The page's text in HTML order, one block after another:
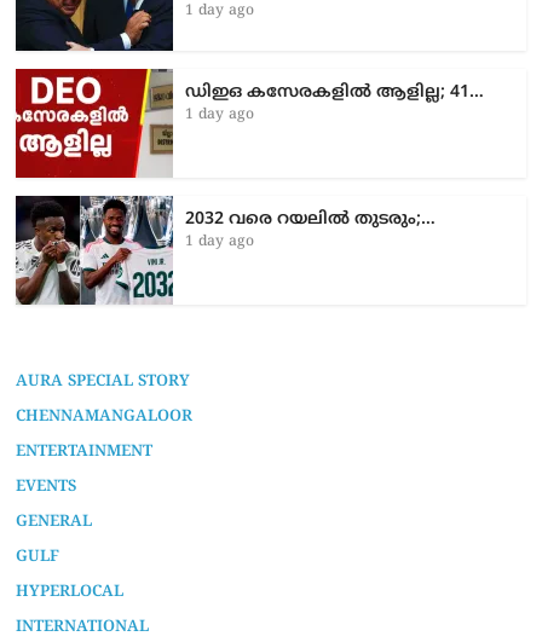
1 day ago
ഡിഇഒ കസേരകളില്‍ ആളില്ല; 41…
1 day ago
2032 വരെ റയലിൽ തുടരും;…
1 day ago
AURA SPECIAL STORY
CHENNAMANGALOOR
ENTERTAINMENT
EVENTS
GENERAL
GULF
HYPERLOCAL
INTERNATIONAL